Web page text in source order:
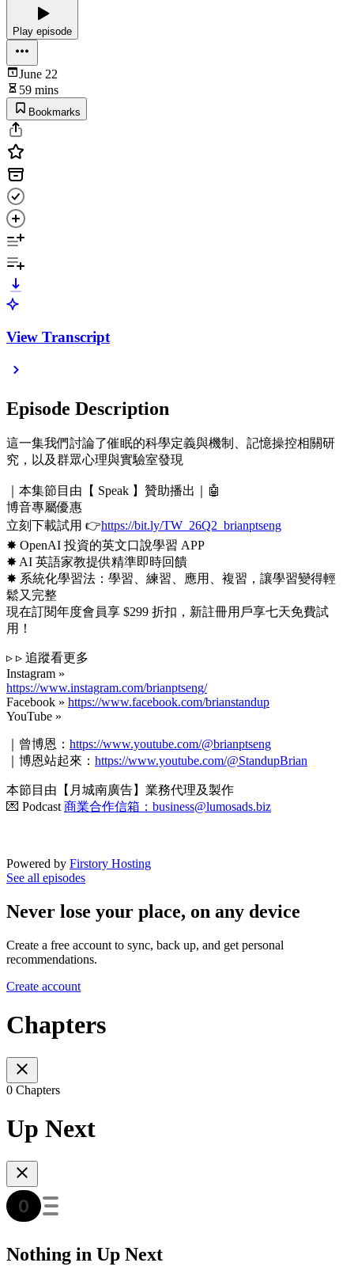
Play episode
June 22
59 mins
Bookmarks
View Transcript
Episode Description
這一集我們討論了催眠的科學定義與機制、記憶操控相關研
究，以及群眾心理與實驗室發現
｜本集節目由【 Speak 】贊助播出｜🤖
博音專屬優惠
立刻下載試用 👉https://bit.ly/TW_26Q2_brianptseng
✸ OpenAI 投資的英文口說學習 APP
✸ AI 英語家教提供精準即時回饋
✸ 系統化學習法：學習、練習、應用、複習，讓學習變得輕
鬆又完整
現在訂閱年度會員享 $299 折扣，新註冊用戶享七天免費試
用！
▹ ▹ 追蹤看更多
Instagram »
https://www.instagram.com/brianptseng/
Facebook » https://www.facebook.com/brianstandup
YouTube »
｜曾博恩： https://www.youtube.com/@brianptseng
｜博恩站起來： https://www.youtube.com/@StandupBrian
本節目由【月城南廣告】業務代理及製作
💌 Podcast 商業合作信箱：business@lumosads.biz
Powered by Firstory Hosting
See all episodes
Never lose your place, on any device
Create a free account to sync, back up, and get personal
recommendations.
Create account
Chapters
0 Chapters
Up Next
Nothing in Up Next